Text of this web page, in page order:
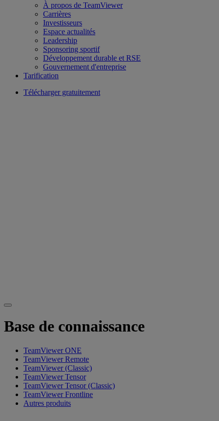
À propos de TeamViewer
Carrières
Investisseurs
Espace actualités
Leadership
Sponsoring sportif
Développement durable et RSE
Gouvernement d'entreprise
Tarification
Télécharger gratuitement
Base de connaissance
TeamViewer ONE
TeamViewer Remote
TeamViewer (Classic)
TeamViewer Tensor
TeamViewer Tensor (Classic)
TeamViewer Frontline
Autres produits